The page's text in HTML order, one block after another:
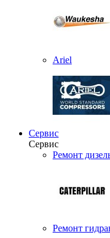
Ariel
Сервис
Сервис
Ремонт
Ремонт